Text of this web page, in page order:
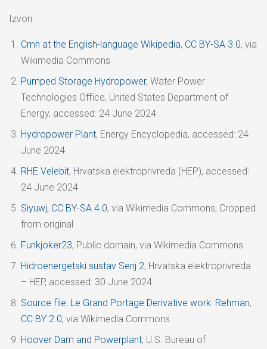
Izvori
Cmh at the English-language Wikipedia, CC BY-SA 3.0, via
Wikimedia Commons
Pumped Storage Hydropower, Water Power
Technologies Office, United States Department of
Energy, accessed: 24 June 2024
Hydropower Plant, Energy Encyclopedia, accessed: 24
June 2024
RHE Velebit, Hrvatska elektroprivreda (HEP), accessed:
24 June 2024
Siyuwj, CC BY-SA 4.0, via Wikimedia Commons; Cropped
from original
Funkjoker23, Public domain, via Wikimedia Commons
Hidroenergetski sustav Senj 2, Hrvatska elektroprivreda
– HEP, accessed: 30 June 2024
Source file: Le Grand Portage Derivative work: Rehman,
CC BY 2.0, via Wikimedia Commons
Hoover Dam and Powerplant, U.S. Bureau of